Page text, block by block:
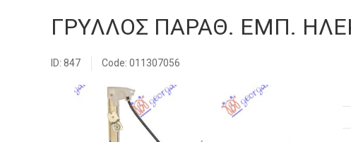
ΓΡΥΛΛΟΣ ΠΑΡΑΘ. ΕΜΠ.
ID: 847 Code: 011307056